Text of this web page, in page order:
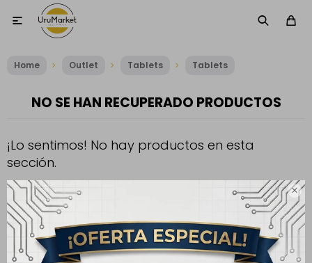


Home Outlet Tablets Tablets
NO SE HAN RECUPERADO PRODUCTOS
¡Lo sentimos! No hay productos en esta
sección.
Inténtalo nuevamente con otros criterios de filtrado o busca en
otras secciones de nuestro catálogo.
Filtrando por: Tablets Tablets Pantalla:11"